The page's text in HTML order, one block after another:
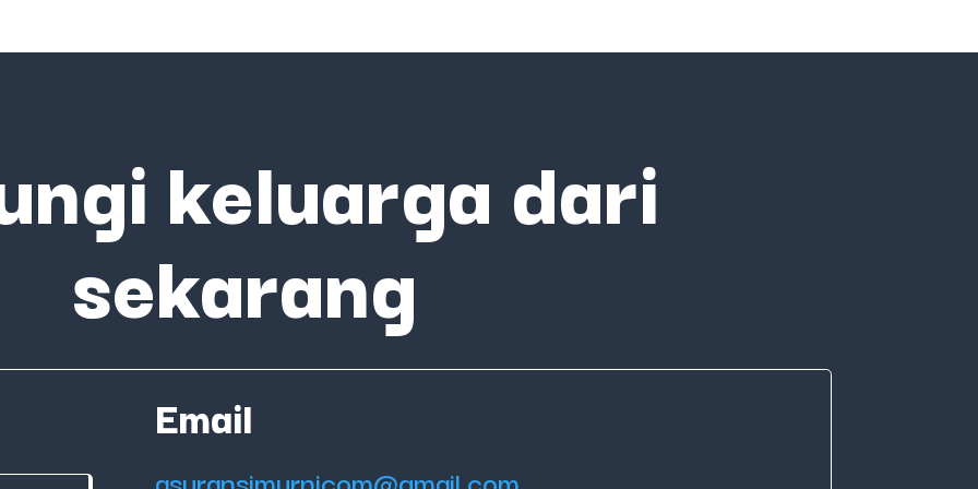
keluarga dari
sekarang
Email